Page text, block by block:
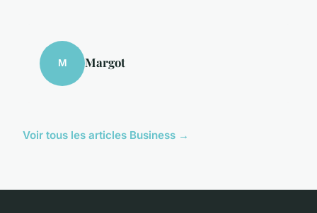
M Margot
Voir tous les articles Business →